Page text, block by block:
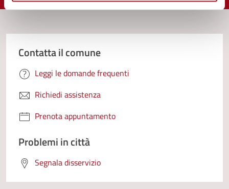
Contatta il comune
Leggi le domande frequenti
Richiedi assistenza
Prenota appuntamento
Problemi in città
Segnala disservizio